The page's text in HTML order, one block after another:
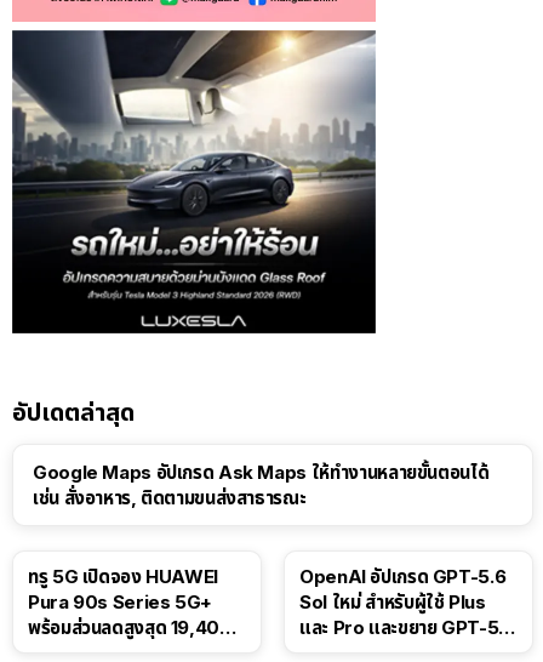
อัปเดตล่าสุด
Google Maps อัปเกรด Ask Maps ให้ทำงานหลายขั้นตอนได้
เช่น สั่งอาหาร, ติดตามขนส่งสาธารณะ
ทรู 5G เปิดจอง HUAWEI
Pura 90s Series 5G+
พร้อมส่วนลดสูงสุด 19,400
OpenAI อัปเกรด GPT-5.6
Sol ใหม่ สำหรับผู้ใช้ Plus
และ Pro และขยาย GPT-5.6